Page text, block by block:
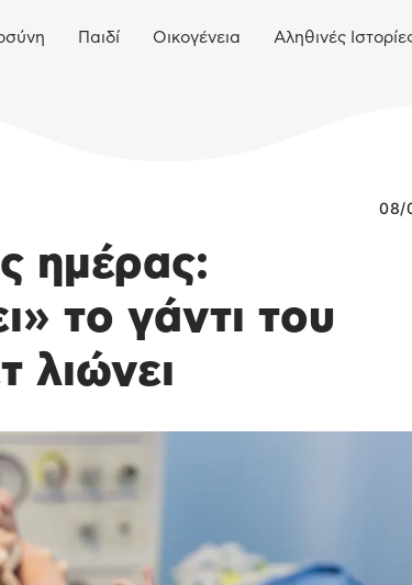
Παιδί Οικογένεια Αληθινές
08/
ημέρας:
το γάντι του
λιώνει